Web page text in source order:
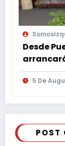
Desde
5 De
POST